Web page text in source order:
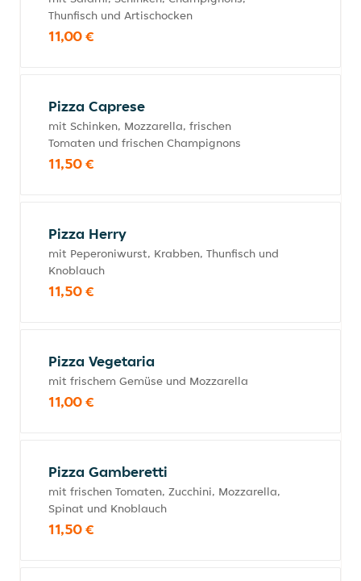
Thunfisch und Artischocken
11,00 €
Pizza Caprese
mit Schinken, Mozzarella, frischen
Tomaten und frischen Champignons
11,50 €
Pizza Herry
mit Peperoniwurst, Krabben, Thunfisch und
Knoblauch
11,50 €
Pizza Vegetaria
mit frischem Gemüse und Mozzarella
11,00 €
Pizza Gamberetti
mit frischen Tomaten, Zucchini, Mozzarella,
Spinat und Knoblauch
11,50 €